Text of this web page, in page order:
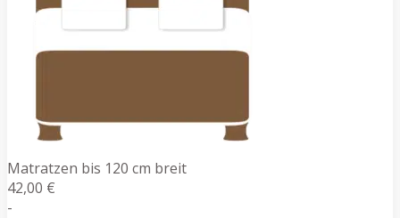
Matratzen bis 120 cm breit
42,00 €
-